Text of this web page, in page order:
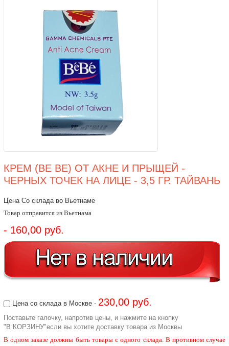
КРЕМ (BE BE) ОТ АКНЕ И ПРЫЩЕЙ -
ЧЕРНЫХ ТОЧЕК НА ЛИЦЕ - 3,5 ГР. ТАЙВАНЬ
Цена Со склада во Вьетнаме
Товар отправится из Вьетнама
- 160,00 руб.
Цена со склада в Москве - 230,00 руб.
Поставьте галочку, напротив цены, и нажмите на кнопку
"В КОРЗИНУ"если вы хотите доставку товара из Москвы
В одном заказе должны быть товары с одного склада. В противном случае